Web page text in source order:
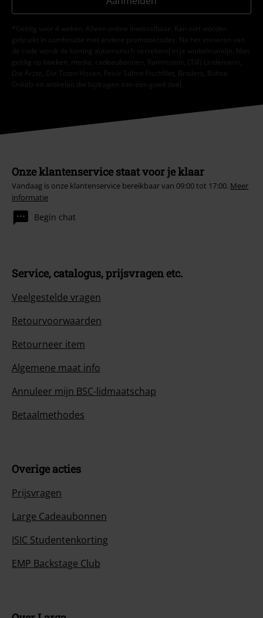
*Geldig voor 4 weken. Alleen online inwisselbaar. Kan niet worden
gebruikt in combinatie met andere promotiecodes. Na het invoeren van
de code wordt de korting automatisch verrekend in je winkelmandje. Niet
geldig op boeken, media, cadeaubonnen, Rammstein, (Till) Lindemann,
Die Ärzte, Die Toten Hosen, Feine Sahne Fischfilet, Broilers, Böhse
Onkelz en artikelen die bijdragen aan een goed doel.
Onze klantenservice staat voor je klaar
Vandaag is onze klantenservice bereikbaar van 09:00 tot 17:00. Meer
informatie
Begin chat
Service, catalogus, prijsvragen etc.
Veelgestelde vragen
Retourvoorwaarden
Retourneer item
Algemene maat info
Annuleer mijn BSC-lidmaatschap
Betaalmethodes
Overige acties
Prijsvragen
Large Cadeaubonnen
ISIC Studentenkorting
EMP Backstage Club